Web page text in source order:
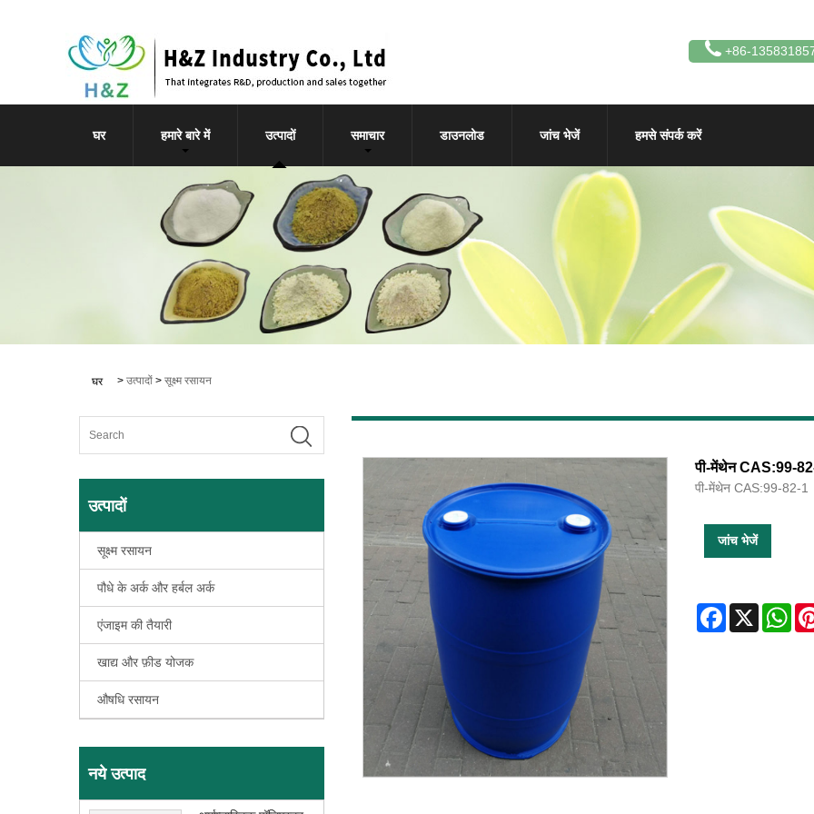
+86-
घर हमारे बारे में उत्पादों समाचार डाउनलोड जांच भेजें हमसे संपर्क करें
घर > उत्पादों > सूक्ष्म रसायन
उत्पादों
सूक्ष्म रसायन
पौधे के अर्क और हर्बल अर्क
एंजाइम की तैयारी
खाद्य और फ़ीड योजक
औषधि रसायन
नये उत्पाद
पी-मेंथेन CAS:99-
पी-मेंथेन CAS:99-82-1
जांच भेजें
Facebook
X